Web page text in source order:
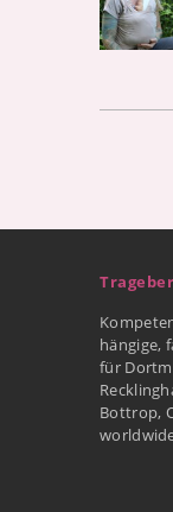
hängige,
für
Bottrop,